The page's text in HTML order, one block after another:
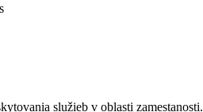
služieb v oblasti zamestanosti.